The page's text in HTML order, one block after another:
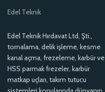
Edel Teknik
Edel Teknik Hırdavat Ltd, Şti.,
tornalama, delik işleme, kesme
kanal açma, frezeleme, karbür ve
HSS parmak frezeler, karbür
matkap uçları, takım tutucu